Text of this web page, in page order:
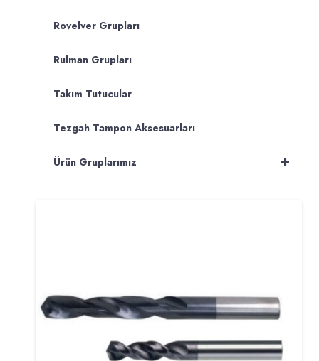
Rovelver Grupları
Rulman Grupları
Takım Tutucular
Tezgah Tampon Aksesuarları
+
Ürün Gruplarımız